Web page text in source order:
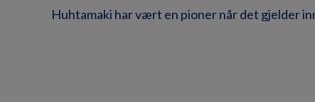
Huhtamaki har vært en pioner når det gjelder